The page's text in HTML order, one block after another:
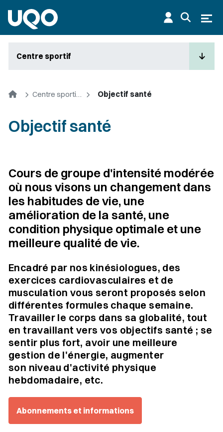
Centre sportif
Accueil Centre sportif de l'UQO Objectif santé
Objectif santé
Cours de groupe d'intensité modérée
où nous visons un changement dans
les habitudes de vie, une
amélioration de la santé, une
condition physique optimale et une
meilleure qualité de vie.
Encadré par nos kinésiologues, des
exercices cardiovasculaires et de
musculation vous seront proposés selon
différentes formules chaque semaine.
Travailler le corps dans sa globalité, tout
en travaillant vers vos objectifs santé ; se
sentir plus fort, avoir une meilleure
gestion de l'énergie, augmenter
son niveau d'activité physique
hebdomadaire, etc.
Abonnements et informations